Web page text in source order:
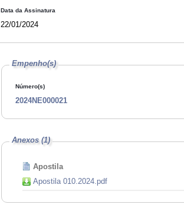
Data da Assinatura
22/01/2024
Empenho(s)
Número(s)
2024NE000021
Anexos (1)
Apostila
Apostila 010.2024.pdf